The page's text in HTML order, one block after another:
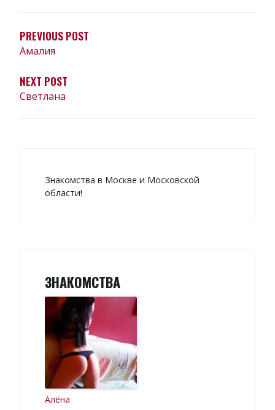
ЗАПИСЯМ
PREVIOUS POST
Амалия
NEXT POST
Светлана
Знакомства в Москве и Московской
области!
ЗНАКОМСТВА
Алёна